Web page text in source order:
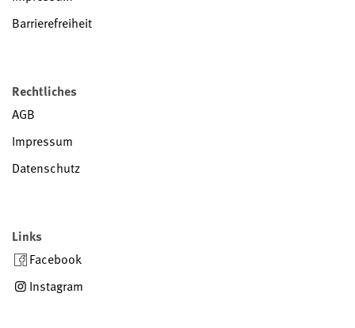
Barrierefreiheit
Rechtliches
AGB
Impressum
Datenschutz
Links
Facebook
Instagram